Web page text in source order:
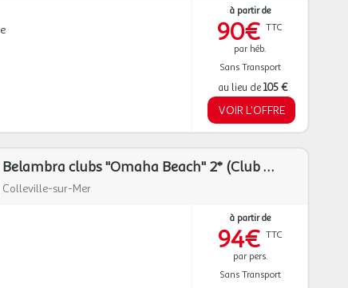
à partir de
90€ TTC
par héb.
Sans Transport
au lieu de105 €
VOIR L'OFFRE
Colleville-sur-Mer - Belambra clubs "Omaha Beach" 2* (Club en demi-pension)
Colleville-sur-Mer
à partir de
94€ TTC
par pers.
Sans Transport